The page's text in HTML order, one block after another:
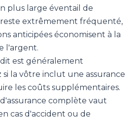
plus large éventail de
extrêmement fréquenté,
anticipées économisent à la
l'argent.
est généralement
si la vôtre inclut une assurance
les coûts supplémentaires.
complète vaut
cas d'accident ou de